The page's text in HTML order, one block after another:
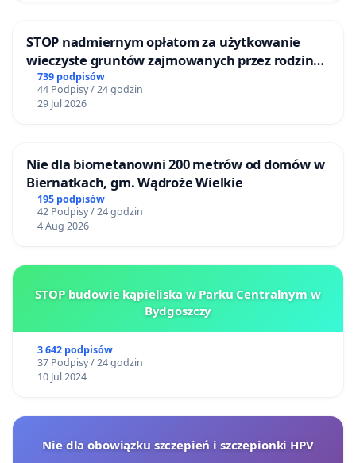
STOP nadmiernym opłatom za użytkowanie
wieczyste gruntów zajmowanych przez rodzinne
ogrody działkowe.
739 podpisów
44 Podpisy / 24 godzin
29 Jul 2026
Nie dla biometanowni 200 metrów od domów w
Biernatkach, gm. Wądroże Wielkie
195 podpisów
42 Podpisy / 24 godzin
4 Aug 2026
STOP budowie kąpieliska w Parku Centralnym w
Bydgoszczy
3 642 podpisów
37 Podpisy / 24 godzin
10 Jul 2024
Nie dla obowiązku szczepień i szczepionki HPV